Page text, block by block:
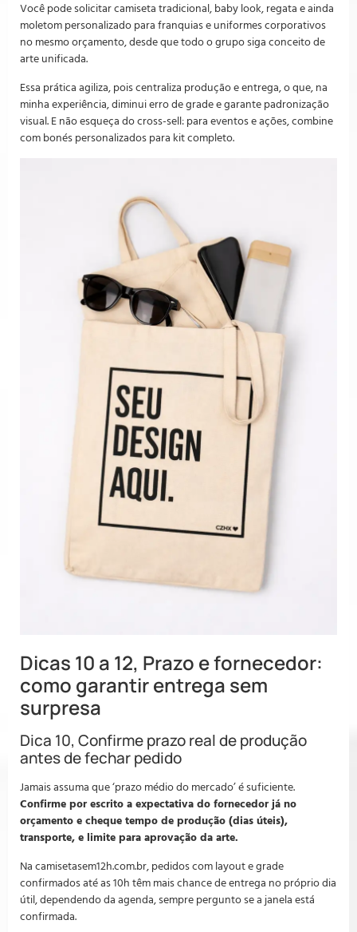
Você pode solicitar camiseta tradicional, baby look, regata e ainda
moletom personalizado para franquias e uniformes corporativos
no mesmo orçamento, desde que todo o grupo siga conceito de
arte unificada.
Essa prática agiliza, pois centraliza produção e entrega, o que, na
minha experiência, diminui erro de grade e garante padronização
visual. E não esqueça do cross-sell: para eventos e ações, combine
com bonés personalizados para kit completo.
Dicas 10 a 12, Prazo e fornecedor:
como garantir entrega sem
surpresa
Dica 10, Confirme prazo real de produção
antes de fechar pedido
Jamais assuma que ‘prazo médio do mercado’ é suficiente.
Confirme por escrito a expectativa do fornecedor já no
orçamento e cheque tempo de produção (dias úteis),
transporte, e limite para aprovação da arte.
Na camisetasem12h.com.br, pedidos com layout e grade
confirmados até as 10h têm mais chance de entrega no próprio dia
útil, dependendo da agenda, sempre pergunto se a janela está
confirmada.